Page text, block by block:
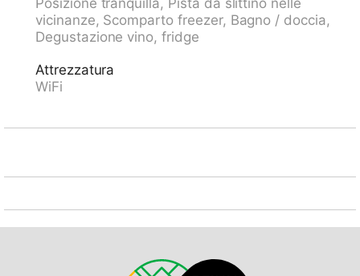
Posizione tranquilla, Pista da slittino nelle
vicinanze, Scomparto freezer, Bagno / doccia,
Degustazione vino, fridge
Attrezzatura
WiFi